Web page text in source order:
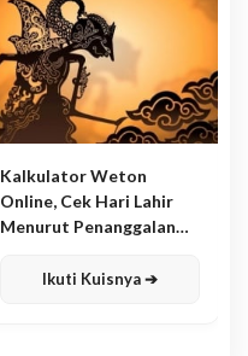
Kalkulator Weton
Online, Cek Hari Lahir
Menurut Penanggalan
Ikuti Kuisnya ➔